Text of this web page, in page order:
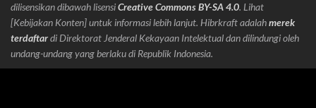
dilisensikan dibawah lisensiCreative Commons BY-SA 4.0. Lihat
[Kebijakan Konten] untuk informasi lebih lanjut. Hibrkraft adalahmerek
terdaftardi Direktorat Jenderal Kekayaan Intelektual dan dilindungi oleh
undang-undang yang berlaku di Republik Indonesia.